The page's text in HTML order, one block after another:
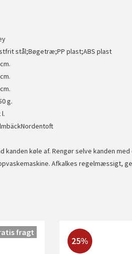
stål;Bøgetræ;PP plast;ABS plast
g.
l.
kanden køle af. Rengør selve kanden
Afkalkes regelmæssigt,
fragt
25%